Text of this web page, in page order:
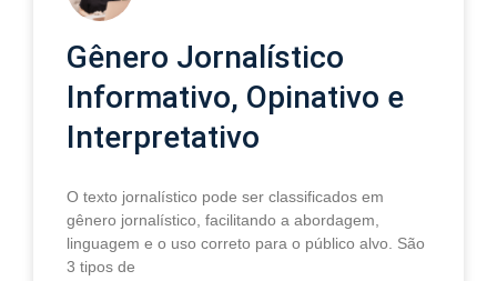
Gênero Jornalístico
Informativo, Opinativo e
Interpretativo
O texto jornalístico pode ser classificados em
gênero jornalístico, facilitando a abordagem,
linguagem e o uso correto para o público alvo. São
3 tipos de